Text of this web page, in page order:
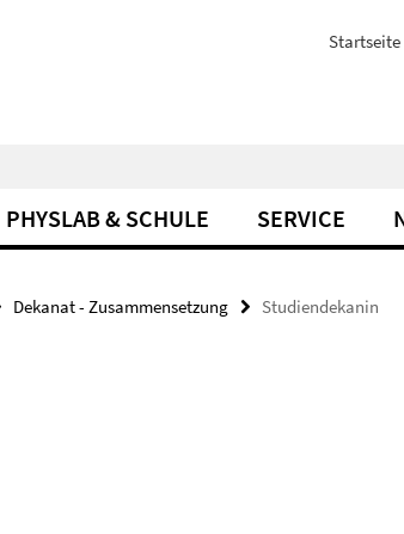
Startseite
PHYSLAB & SCHULE SERVICE
Dekanat - Zusammensetzung Studiendekanin